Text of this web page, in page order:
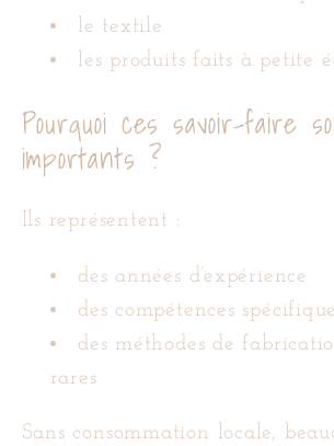
le textile
les produits faits à petite
Pourquoi ces savoir-faire
importants ?
Ils représentent :
des années d’expérience
des compétences
des méthodes de
rares
Sans consommation locale,